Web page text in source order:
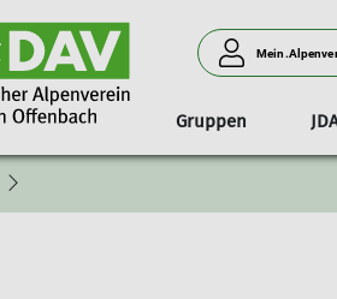
Gruppen
Klettern
Tourenleiter*in
Downloads